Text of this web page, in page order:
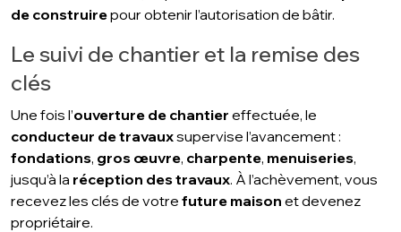
de construirepour obtenir l’autorisation de bâtir.
Le suivi de chantier et la remise des
clés
Une fois l’ouverture de chantier effectuée, le
conducteur de travauxsupervise l’avancement :
fondations, gros œuvre, charpente, menuiseries,
jusqu’à la réception des travaux. À l’achèvement, vous
recevez les clés de votre future maison et devenez
propriétaire.